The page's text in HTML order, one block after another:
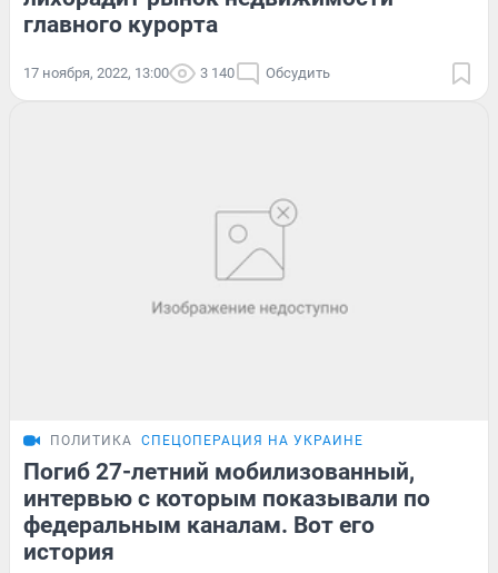
главного курорта
17 ноября, 2022, 13:00 3 140 Обсудить
ПОЛИТИКА СПЕЦОПЕРАЦИЯ НА УКРАИНЕ
Погиб 27-летний мобилизованный,
интервью с которым показывали по
федеральным каналам. Вот его
история